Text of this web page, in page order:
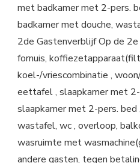
met badkamer met 2-pers.
badkamer met douche,
2de Gastenverblijf Op de
fornuis,
koel-/vriescombinatie ,
eettafel , slaapkamer met
slaapkamer met 2-pers. bed
wastafel, wc , overloop,
wasruimte met
andere gasten, tegen